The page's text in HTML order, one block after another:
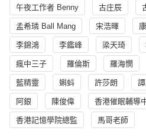
午夜工作者 Benny 古庄辰
孟希璘 Ball Mang 宋浩暉
李錦鴻 李鑑峰 梁天琦
瘋中三子 羅倫斯 羅海憫
藍精靈 蝌蚪 許莎朗
阿銀 陳俊偉 香港催眠輔導
香港記憶學院總監 馬哥老師